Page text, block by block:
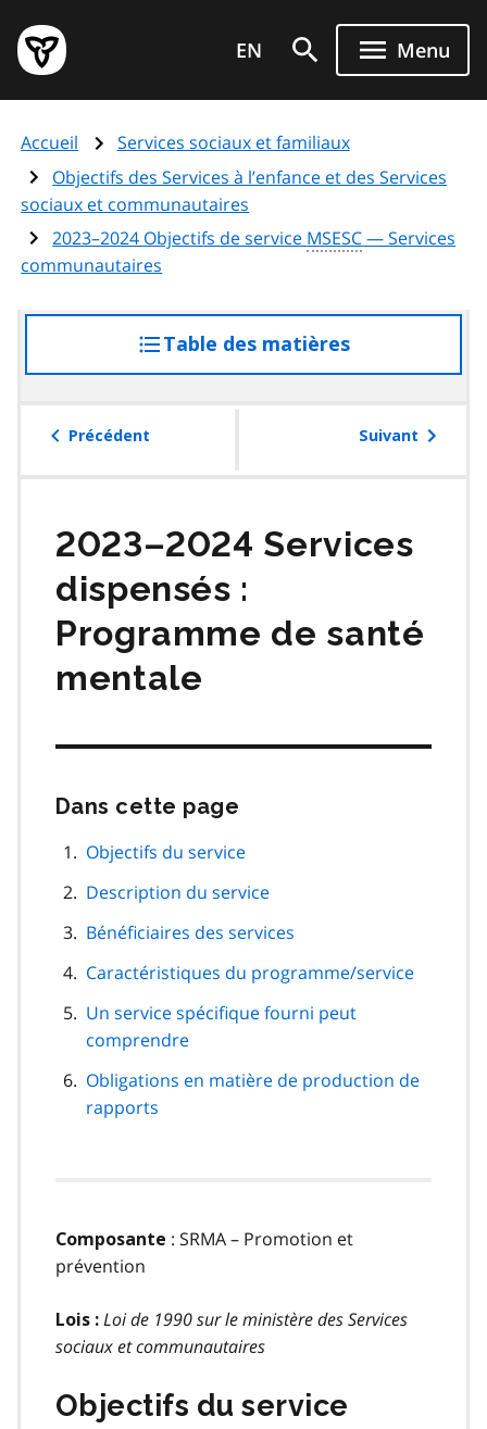
au
contenu
principal
Page
d'accueil
de
l'Ontario
EN Menu
Accueil
Services sociaux et familiaux
Objectifs des Services à l’enfance et des Services
sociaux et communautaires
2023–2024 Objectifs de service MSESC— Services
communautaires
Table des matières
à
table
Précédent Suivant
2023–2024 Services
dispensés :
Programme de santé
mentale
Dans cette page
page
Objectifs du service
Description du service
Bénéficiaires des services
Caractéristiques du programme/service
Un service spécifique fourni peut
comprendre
Obligations en matière de production de
rapports
Composante : SRMA – Promotion et
prévention
Lois : Loi de 1990 sur le ministère des Services
sociaux et communautaires
Objectifs du service